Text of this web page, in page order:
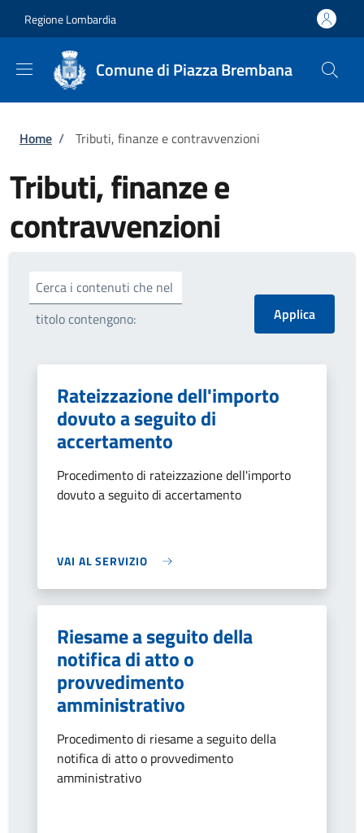
Regione Lombardia
Comune di Piazza Brembana
Briciole di pane
Home / Tributi, finanze e contravvenzioni
Tributi, finanze e
contravvenzioni
Cerca i contenuti che nel
titolo contengono:
Rateizzazione dell'importo
dovuto a seguito di
accertamento
Procedimento di rateizzazione dell'importo
dovuto a seguito di accertamento
VAI AL SERVIZIO
Riesame a seguito della
notifica di atto o
provvedimento
amministrativo
Procedimento di riesame a seguito della
notifica di atto o provvedimento
amministrativo